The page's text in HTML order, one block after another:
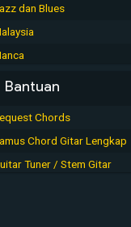
dan Blues
Bantuan
Chords
Chord Gitar Lengkap
Tuner / Stem Gitar